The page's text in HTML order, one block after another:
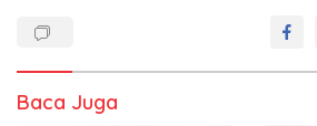
Baca Juga